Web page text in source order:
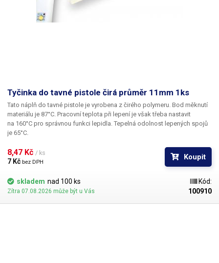
Tyčinka do tavné pistole čirá průměr 11mm 1ks
Tato náplň do tavné pistole je vyrobena z čirého polymeru. Bod měknutí
materiálu je 87°C. Pracovní teplota při lepení je však třeba nastavit
na 160°C pro správnou funkci lepidla. Tepelná odolnost lepených spojů
je 65°C.
8,47 Kč / ks
7 Kč bez DPH
Koupit
skladem nad 100 ks
Zítra 07.08.2026 může být u Vás
Kód:
100910